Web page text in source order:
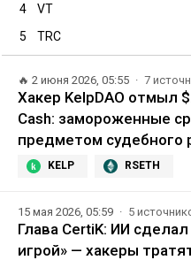
4
VT
5
TRC
🔥 2 июня 2026, 05:55 7
Хакер KelpDAO отмыл
Cash: замороженные
предметом судебного
KELP RSETH
15 мая 2026, 05:59 5
Глава CertiK: ИИ
игрой» — хакеры